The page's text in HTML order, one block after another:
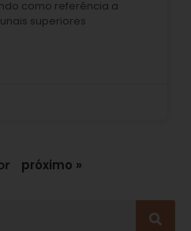
como referência a
superiores
próximo »